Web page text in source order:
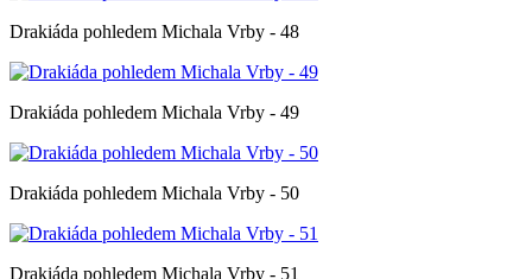
Drakiáda pohledem Michala Vrby - 48
Drakiáda pohledem Michala Vrby - 49
Drakiáda pohledem Michala Vrby - 50
Drakiáda pohledem Michala Vrby - 51